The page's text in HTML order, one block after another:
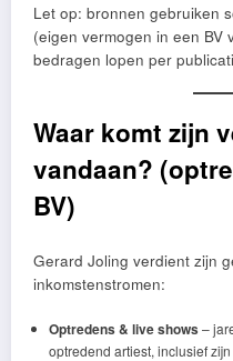
Let op: bronnen gebruiken
(eigen vermogen in een BV
bedragen lopen per
Waar komt zijn
vandaan?
BV)
Gerard Joling verdient zijn
inkomstenstromen:
Optredens & live shows –
optredend artiest, inclusief